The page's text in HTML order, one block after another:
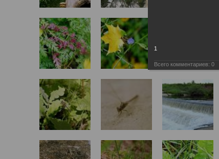
1
Всего комментариев: 0